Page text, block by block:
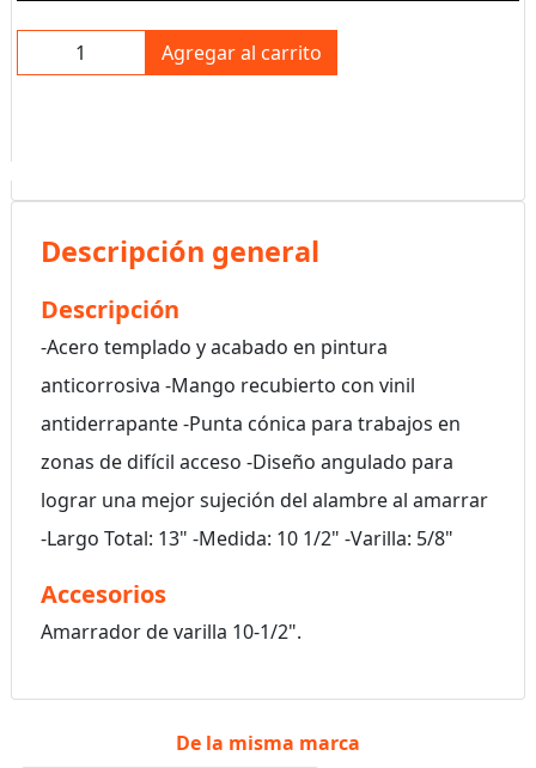
Agregar al carrito
Descripción general
Descripción
-Acero templado y acabado en pintura
anticorrosiva -Mango recubierto con vinil
antiderrapante -Punta cónica para trabajos en
zonas de difícil acceso -Diseño angulado para
lograr una mejor sujeción del alambre al amarrar
-Largo Total: 13" -Medida: 10 1/2" -Varilla: 5/8"
Accesorios
Amarrador de varilla 10-1/2".
De la misma marca